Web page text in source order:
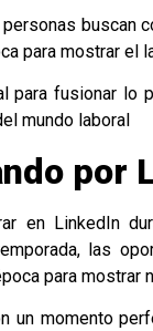
buscan
para mostrar el
para fusionar
mundo laboral
por
en LinkedIn
las
para mostrar
un momento